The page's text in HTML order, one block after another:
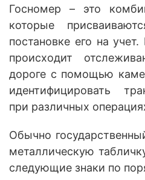
Госномер – это
которые
постановке его на
происходит
дороге с помощью
идентифицировать
при различных
Обычно
металлическую
следующие знаки по